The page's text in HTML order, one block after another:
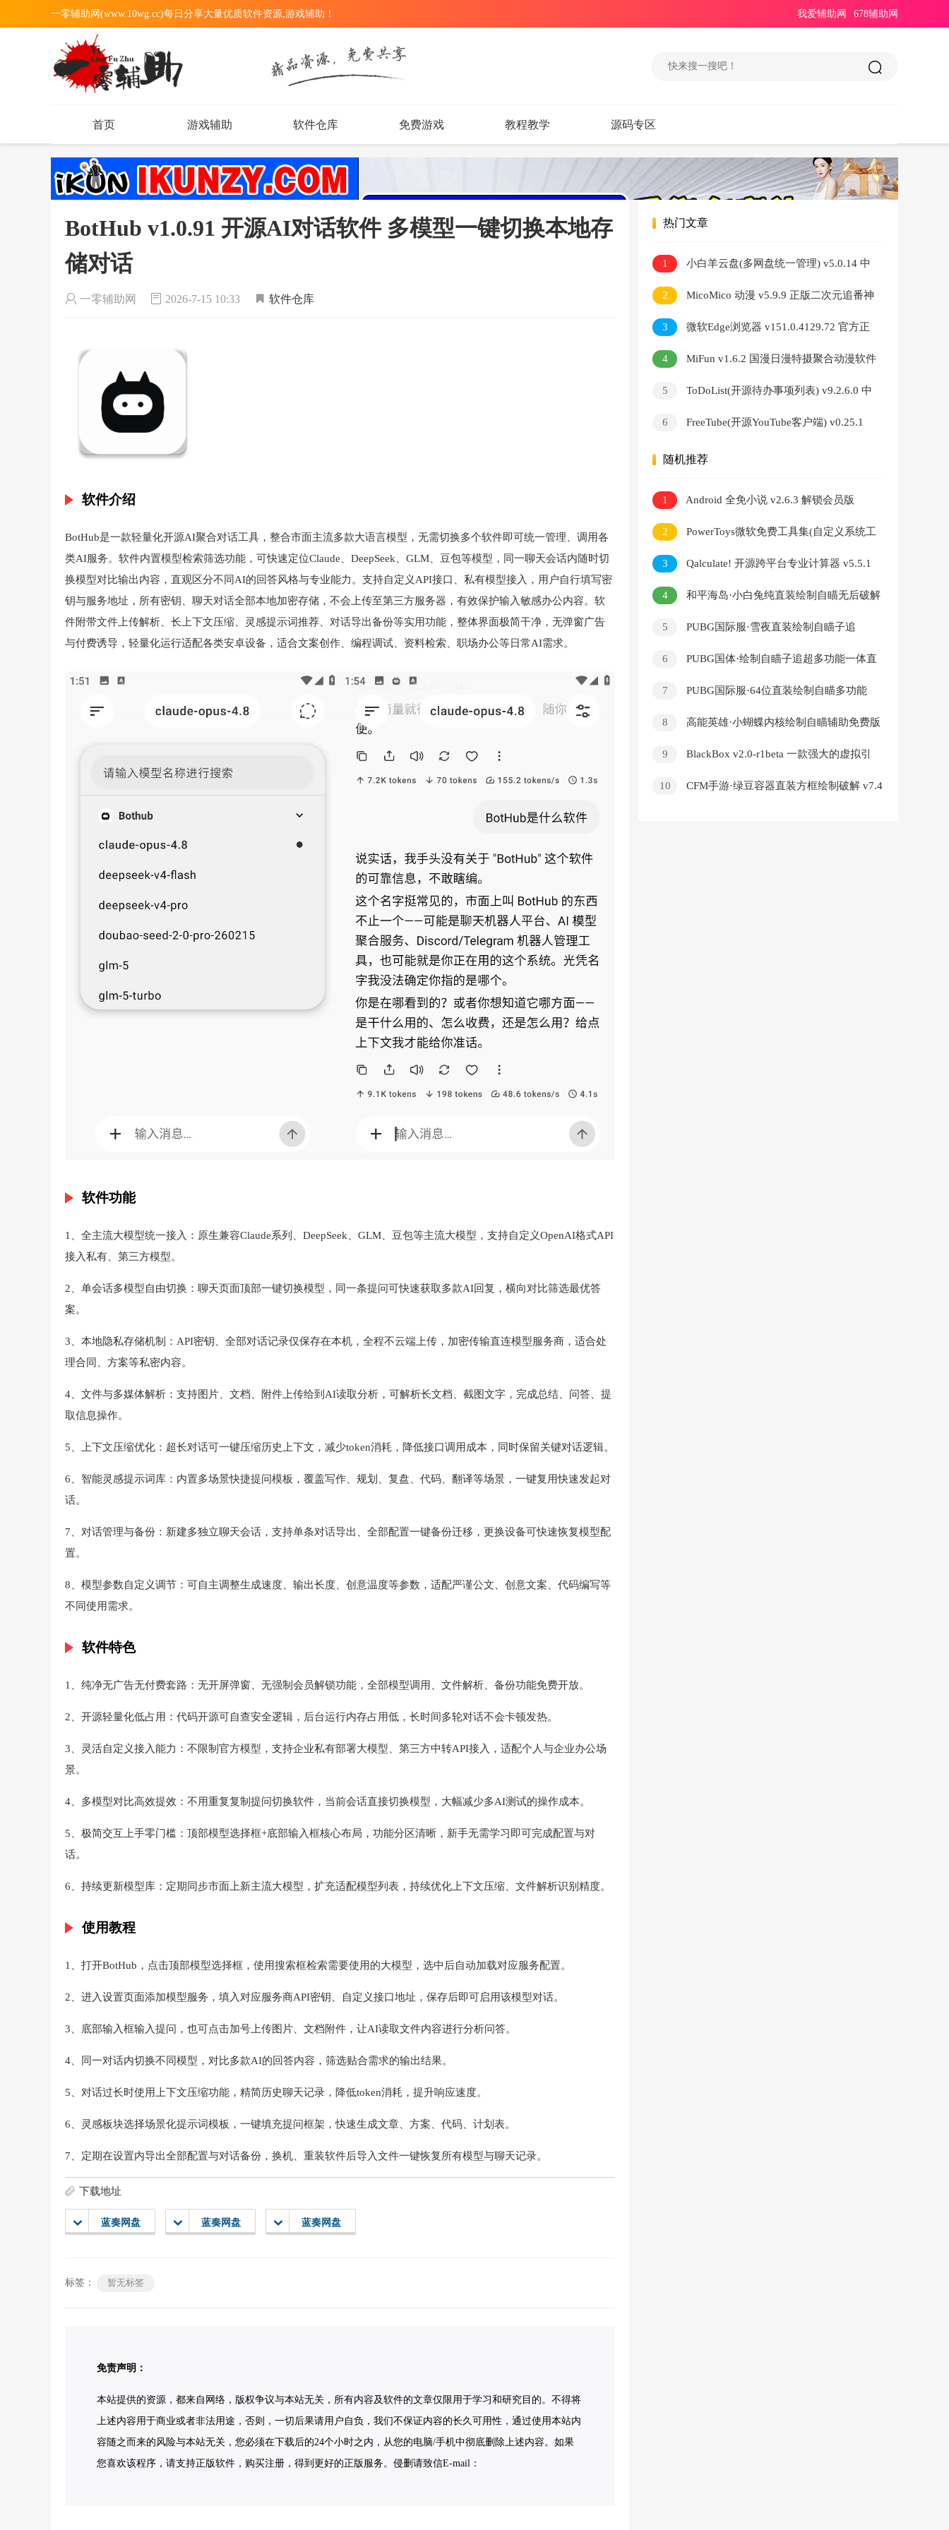
一零辅助网(www.10wg.cc)每日分享大量优质软件资源,游戏辅助！ 678辅助网
我爱辅助网
首页 游戏辅助 软件仓库 免费游戏 教程教学 源码专区
BotHub v1.0.91 开源AI对话软件 多模型一键切换本地存
储对话
一零辅助网 2026-7-15 10:33 软件仓库
软件介绍
BotHub是一款轻量化开源AI聚合对话工具，整合市面主流多款大语言模型，无需切换多个软件即可统一管理、调用各
类AI服务。软件内置模型检索筛选功能，可快速定位Claude、DeepSeek、GLM、豆包等模型，同一聊天会话内随时切
换模型对比输出内容，直观区分不同AI的回答风格与专业能力。支持自定义API接口、私有模型接入，用户自行填写密
钥与服务地址，所有密钥、聊天对话全部本地加密存储，不会上传至第三方服务器，有效保护输入敏感办公内容。软
件附带文件上传解析、长上下文压缩、灵感提示词推荐、对话导出备份等实用功能，整体界面极简干净，无弹窗广告
与付费诱导，轻量化运行适配各类安卓设备，适合文案创作、编程调试、资料检索、职场办公等日常AI需求。
软件功能
1、全主流大模型统一接入：原生兼容Claude系列、DeepSeek、GLM、豆包等主流大模型，支持自定义OpenAI格式API
接入私有、第三方模型。
2、单会话多模型自由切换：聊天页面顶部一键切换模型，同一条提问可快速获取多款AI回复，横向对比筛选最优答
案。
3、本地隐私存储机制：API密钥、全部对话记录仅保存在本机，全程不云端上传，加密传输直连模型服务商，适合处
理合同、方案等私密内容。
4、文件与多媒体解析：支持图片、文档、附件上传给到AI读取分析，可解析长文档、截图文字，完成总结、问答、提
取信息操作。
5、上下文压缩优化：超长对话可一键压缩历史上下文，减少token消耗，降低接口调用成本，同时保留关键对话逻辑。
6、智能灵感提示词库：内置多场景快捷提问模板，覆盖写作、规划、复盘、代码、翻译等场景，一键复用快速发起对
话。
7、对话管理与备份：新建多独立聊天会话，支持单条对话导出、全部配置一键备份迁移，更换设备可快速恢复模型配
置。
8、模型参数自定义调节：可自主调整生成速度、输出长度、创意温度等参数，适配严谨公文、创意文案、代码编写等
不同使用需求。
软件特色
1、纯净无广告无付费套路：无开屏弹窗、无强制会员解锁功能，全部模型调用、文件解析、备份功能免费开放。
2、开源轻量化低占用：代码开源可自查安全逻辑，后台运行内存占用低，长时间多轮对话不会卡顿发热。
3、灵活自定义接入能力：不限制官方模型，支持企业私有部署大模型、第三方中转API接入，适配个人与企业办公场
景。
4、多模型对比高效提效：不用重复复制提问切换软件，当前会话直接切换模型，大幅减少多AI测试的操作成本。
5、极简交互上手零门槛：顶部模型选择框+底部输入框核心布局，功能分区清晰，新手无需学习即可完成配置与对
话。
6、持续更新模型库：定期同步市面上新主流大模型，扩充适配模型列表，持续优化上下文压缩、文件解析识别精度。
使用教程
1、打开BotHub，点击顶部模型选择框，使用搜索框检索需要使用的大模型，选中后自动加载对应服务配置。
2、进入设置页面添加模型服务，填入对应服务商API密钥、自定义接口地址，保存后即可启用该模型对话。
3、底部输入框输入提问，也可点击加号上传图片、文档附件，让AI读取文件内容进行分析问答。
4、同一对话内切换不同模型，对比多款AI的回答内容，筛选贴合需求的输出结果。
5、对话过长时使用上下文压缩功能，精简历史聊天记录，降低token消耗，提升响应速度。
6、灵感板块选择场景化提示词模板，一键填充提问框架，快速生成文章、方案、代码、计划表。
7、定期在设置内导出全部配置与对话备份，换机、重装软件后导入文件一键恢复所有模型与聊天记录。
下载地址
蓝奏网盘 蓝奏网盘 蓝奏网盘
标签： 暂无标签
免责声明：
本站提供的资源，都来自网络，版权争议与本站无关，所有内容及软件的文章仅限用于学习和研究目的。不得将
上述内容用于商业或者非法用途，否则，一切后果请用户自负，我们不保证内容的长久可用性，通过使用本站内
容随之而来的风险与本站无关，您必须在下载后的24个小时之内，从您的电脑/手机中彻底删除上述内容。如果
您喜欢该程序，请支持正版软件，购买注册，得到更好的正版服务。侵删请致信E-mail：
热门文章
1
小白羊云盘(多网盘统一管理) v5.0.14 中
文绿色版
2
MicoMico 动漫 v5.9.9 正版二次元追番神
器
3
微软Edge浏览器 v151.0.4129.72 官方正
式版
4
MiFun v1.6.2 国漫日漫特摄聚合动漫软件
5
ToDoList(开源待办事项列表) v9.2.6.0 中
6
FreeTube(开源YouTube客户端) v0.25.1
随机推荐
1 Android 全免小说 v2.6.3 解锁会员版
2
PowerToys微软免费工具集(自定义系统工
具) v0.95.1 最新版
3
Qalculate! 开源跨平台专业计算器 v5.5.1
中文绿色版
4
和平海岛·小白兔纯直装绘制自瞄无后破解
5
PUBG国际服·雪夜直装绘制自瞄子追
6
PUBG国体·绘制自瞄子追超多功能一体直
7
PUBG国际服·64位直装绘制自瞄多功能
8
高能英雄·小蝴蝶内核绘制自瞄辅助免费版
9
BlackBox v2.0-r1beta 一款强大的虚拟引
10
CFM手游·绿豆容器直装方框绘制破解 v7.4